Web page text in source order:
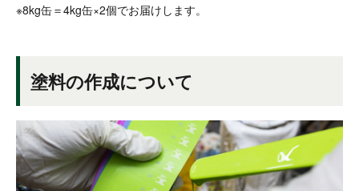
※8kg缶＝4kg缶×2個でお届けします。
塗料の作成について